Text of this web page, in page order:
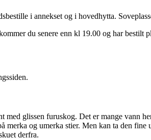
i annekset og i hovedhytta.
du senere enn kl 19.00 og har bestilt
glissen furuskog. Det er mange vann
og umerka stier. Men kan ta den fine
derfra.